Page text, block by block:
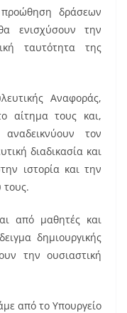
δράσεων
ενισχύσουν την
ταυτότητα της
Αναφοράς,
αίτημα τους και,
τον
διαδικασία και
ιστορία και την
τους.
από μαθητές και
δημιουργικής
την ουσιαστική
από το Υπουργείο